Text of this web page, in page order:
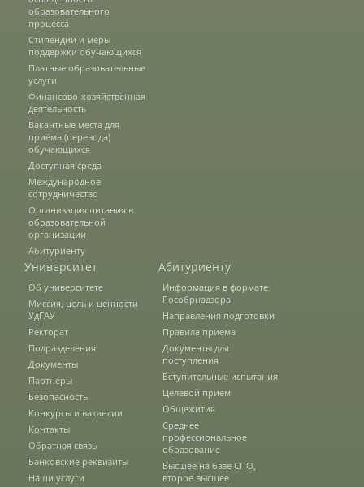
Международное сотрудничество
Организация питания в
образовательной организации
Абитуриенту
Университет
Об университете
Миссия, цель и ценности УдГАУ
Ректорат
Подразделения
Документы
образовательного
процесса
Стипендии и меры
поддержки обучающихся
Платные образовательные
услуги
Финансово-хозяйственная
деятельность
Вакантные места для
приёма (перевода)
обучающихся
Доступная среда
Международное
сотрудничество
Организация питания в
образовательной
организации
Абитуриенту
Университет
Об университете
Миссия, цель и ценности
УдГАУ
Ректорат
Подразделения
Документы
Партнеры
Безопасность
Конкурсы и вакансии
Контакты
Обратная связь
Банковские реквизиты
Наши услуги
Абитуриенту
Информация в формате
Рособрнадзора
Направления подготовки
Правила приема
Документы для
поступления
Вступительные испытания
Целевой прием
Общежития
Среднее
профессиональное
образование
Высшее на базе СПО,
второе высшее